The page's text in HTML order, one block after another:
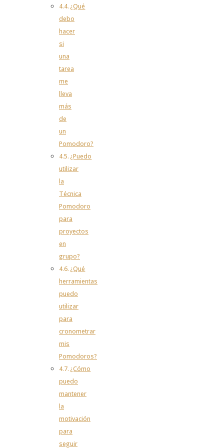
¿Qué
debo
hacer
si
una
tarea
me
lleva
más
de
un
Pomodoro?
¿Puedo
utilizar
la
Técnica
Pomodoro
para
proyectos
en
grupo?
¿Qué
herramientas
puedo
utilizar
para
cronometrar
mis
Pomodoros?
¿Cómo
puedo
mantener
la
motivación
para
seguir